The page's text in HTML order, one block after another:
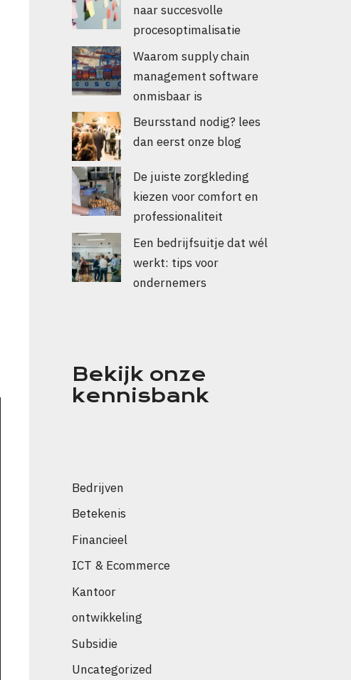
naar succesvolle
procesoptimalisatie
Waarom supply chain
management software
onmisbaar is
Beursstand nodig? lees
dan eerst onze blog
De juiste zorgkleding
kiezen voor comfort en
professionaliteit
Een bedrijfsuitje dat wél
werkt: tips voor
ondernemers
Bekijk onze
kennisbank
Bedrijven
Betekenis
Financieel
ICT & Ecommerce
Kantoor
ontwikkeling
Subsidie
Uncategorized